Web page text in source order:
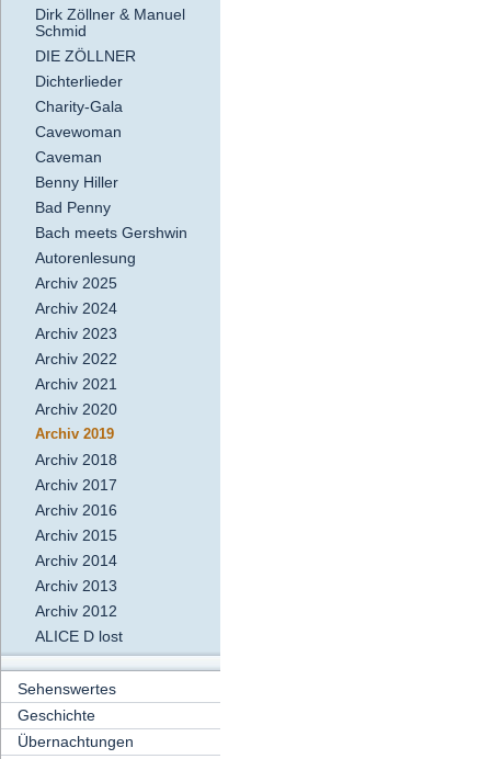
Dirk Zöllner & Manuel
Schmid
DIE ZÖLLNER
Dichterlieder
Charity-Gala
Cavewoman
Caveman
Benny Hiller
Bad Penny
Bach meets Gershwin
Autorenlesung
Archiv 2025
Archiv 2024
Archiv 2023
Archiv 2022
Archiv 2021
Archiv 2020
Archiv 2019
Archiv 2018
Archiv 2017
Archiv 2016
Archiv 2015
Archiv 2014
Archiv 2013
Archiv 2012
ALICE D lost
Sehenswertes
Geschichte
Übernachtungen